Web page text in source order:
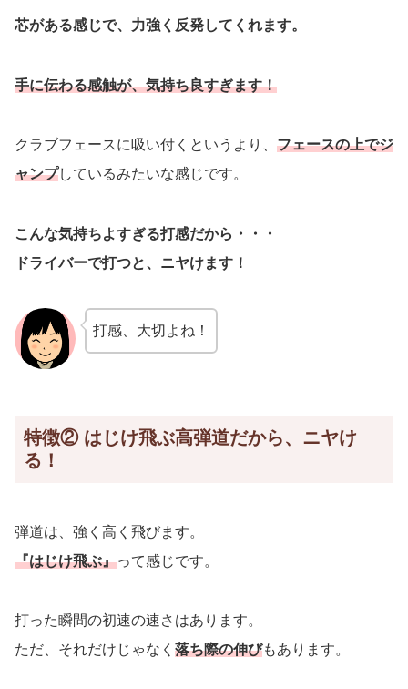
芯がある感じで、力強く反発してくれます。
手に伝わる感触が、気持ち良すぎます！
クラブフェースに吸い付くというより、 フェースの上でジ
ャンプしているみたいな感じです。
こんな気持ちよすぎる打感だから・・・
ドライバーで打つと、ニヤけます！
打感、大切よね！
特徴② はじけ飛ぶ高弾道だから、ニヤけ
る！
弾道は、強く高く飛びます。
『はじけ飛ぶ』って感じです。
打った瞬間の初速の速さはあります。
ただ、それだけじゃなく 落ち際の伸びもあります。